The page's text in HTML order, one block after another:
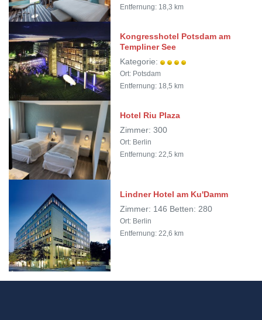
Entfernung: 18,3 km
Kongresshotel Potsdam am
Templiner See
Kategorie:
Ort: Potsdam
Entfernung: 18,5 km
Hotel Riu Plaza
Zimmer: 300
Ort: Berlin
Entfernung: 22,5 km
Lindner Hotel am Ku'Damm
Zimmer: 146 Betten: 280
Ort: Berlin
Entfernung: 22,6 km